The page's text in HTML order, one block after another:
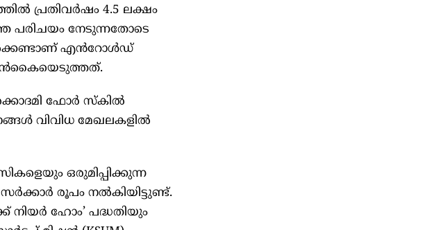
പ്രതിവർഷം 4.5 ലക്ഷം
പരിചയം നേടുന്നതോടെ
എൻറോൾഡ്
ഫോർ സ്കിൽ
വിവിധ മേഖലകളിൽ
ഒരുമിപ്പിക്കുന്ന
സർക്കാർ രൂപം നൽകിയിട്ടുണ്ട്.
നിയർ ഹോം’ പദ്ധതിയും